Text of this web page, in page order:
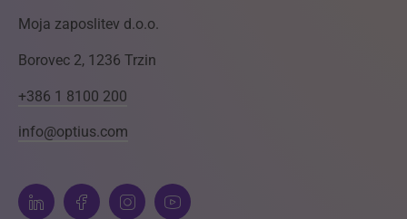
Moja zaposlitev d.o.o.
Borovec 2, 1236 Trzin
+386 1 8100 200
info@optius.com